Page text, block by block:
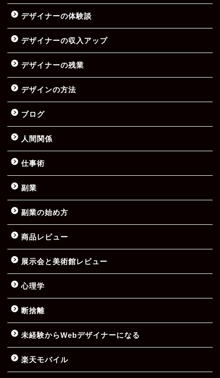
デザイナーの体験談
デザイナーの収入アップ
デザイナーの残業
デザインの方法
ブログ
人間関係
仕事術
副業
副業の始め方
商品レビュー
展示会と美術館レビュー
心理学
断捨離
未経験からWebデザイナーになる
楽天モバイル